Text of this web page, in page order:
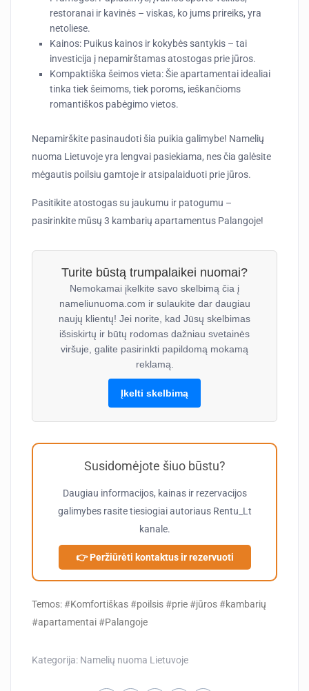
restoranai ir kavinės – viskas, ko jums prireiks, yra
netoliese.
Kainos: Puikus kainos ir kokybės santykis – tai
investicija į nepamirštamas atostogas prie jūros.
Kompaktiška šeimos vieta: Šie apartamentai idealiai
tinka tiek šeimoms, tiek poroms, ieškančioms
romantiškos pabėgimo vietos.
Nepamirškite pasinaudoti šia puikia galimybe! Namelių
nuoma Lietuvoje yra lengvai pasiekiama, nes čia galėsite
mėgautis poilsiu gamtoje ir atsipalaiduoti prie jūros.
Pasitikite atostogas su jaukumu ir patogumu –
pasirinkite mūsų 3 kambarių apartamentus Palangoje!
Turite būstą trumpalaikei nuomai?
Nemokamai įkelkite savo skelbimą čia į
nameliunuoma.com ir sulaukite dar daugiau
naujų klientų! Jei norite, kad Jūsų skelbimas
išsiskirtų ir būtų rodomas dažniau svetainės
viršuje, galite pasirinkti papildomą mokamą
reklamą.
Įkelti skelbimą
Susidomėjote šiuo būstu?
Daugiau informacijos, kainas ir rezervacijos
galimybes rasite tiesiogiai autoriaus Rentu_Lt
kanale.
👉 Peržiūrėti kontaktus ir rezervuoti
Temos: #Komfortiškas #poilsis #prie #jūros #kambarių
#apartamentai #Palangoje
Kategorija: Namelių nuoma Lietuvoje